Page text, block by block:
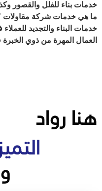
خدمات بناء للفلل والقصور
ما هي خدمات شركة مقاولات
خدمات البناء والتجديد
العمال المهرة من ذوي
هنا رواد